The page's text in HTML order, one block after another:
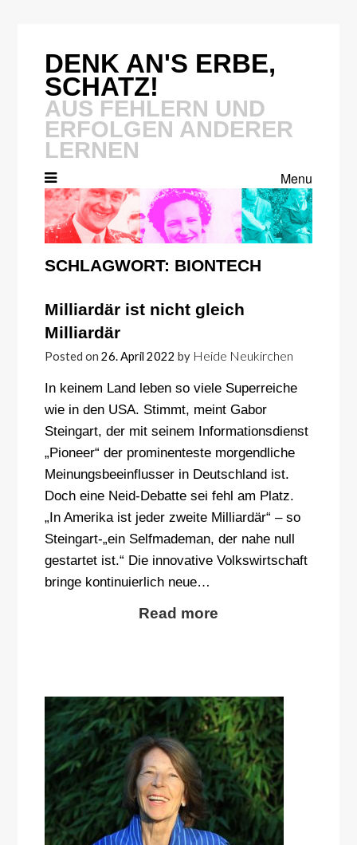
DENK AN'S ERBE,
SCHATZ!
AUS FEHLERN UND
ERFOLGEN ANDERER
LERNEN
Menu
SCHLAGWORT: BIONTECH
Milliardär ist nicht gleich
Milliardär
Posted on 26. April 2022 by Heide Neukirchen
In keinem Land leben so viele Superreiche
wie in den USA. Stimmt, meint Gabor
Steingart, der mit seinem Informationsdienst
„Pioneer“ der prominenteste morgendliche
Meinungsbeeinflusser in Deutschland ist.
Doch eine Neid-Debatte sei fehl am Platz.
„In Amerika ist jeder zweite Milliardär“ – so
Steingart-„ein Selfmademan, der nahe null
gestartet ist.“ Die innovative Volkswirtschaft
bringe kontinuierlich neue…
Read more